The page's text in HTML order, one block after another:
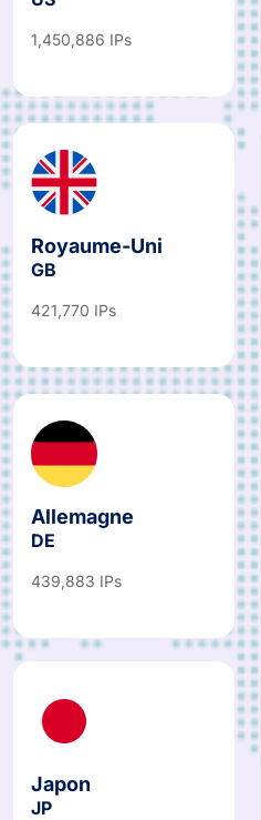
1,450,886 IPs
Royaume-Uni
GB
421,770 IPs
Allemagne
DE
439,883 IPs
Japon
JP